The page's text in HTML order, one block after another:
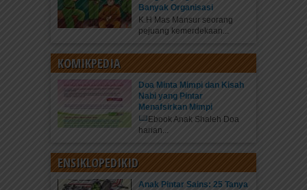
Banyak Organisasi
K.H Mas Mansur seorang
pejuang kemerdekaan...
KOMIKPEDIA
Doa Minta Mimpi dan Kisah
Nabi yang Pintar
Menafsirkan Mimpi
Ebook Anak Shaleh Doa
harian...
ENSIKLOPEDIKID
Anak Pintar Sains: 25 Tanya